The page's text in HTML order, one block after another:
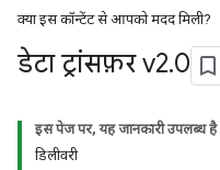
क्या इस कॉन्टेंट से आपको मदद मिली?
डेटा ट्रांसफ़र v2.0
इस पेज पर, यह जानकारी उपलब्ध है
डिलीवरी